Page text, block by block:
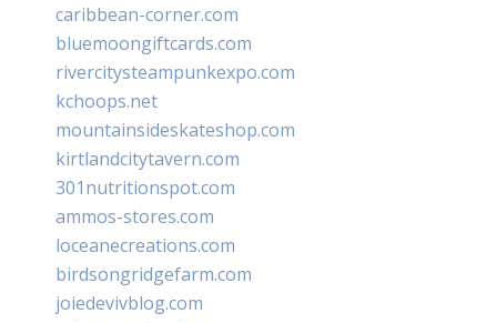
caribbean-corner.com
bluemoongiftcards.com
rivercitysteampunkexpo.com
kchoops.net
mountainsideskateshop.com
kirtlandcitytavern.com
301nutritionspot.com
ammos-stores.com
loceanecreations.com
birdsongridgefarm.com
joiedevivblog.com